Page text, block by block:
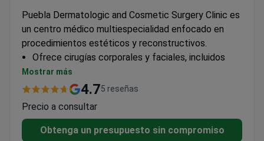
Puebla Dermatologic and Cosmetic Surgery Clinic es
un centro médico multiespecialidad enfocado en
procedimientos estéticos y reconstructivos.
Ofrece cirugías corporales y faciales, incluidos
tratamientos con láser
Especializado en procedimientos de trasplante
Atiende principalmente a pacientes
internacionales adultos
Mostrar más
4.75 reseñas
Precio a consultar
Obtenga un presupuesto sin compromiso